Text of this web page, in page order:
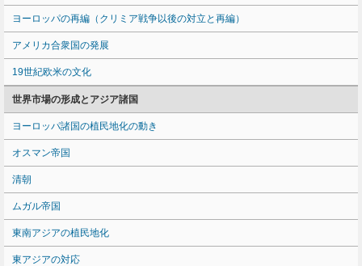
ヨーロッパの再編（クリミア戦争以後の対立と再編）
アメリカ合衆国の発展
19世紀欧米の文化
世界市場の形成とアジア諸国
ヨーロッパ諸国の植民地化の動き
オスマン帝国
清朝
ムガル帝国
東南アジアの植民地化
東アジアの対応